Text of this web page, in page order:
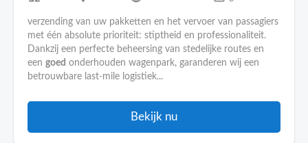
verzending van uw pakketten en het vervoer van passagiers
met één absolute prioriteit: stiptheid en professionaliteit.
Dankzij een perfecte beheersing van stedelijke routes en
een goed onderhouden wagenpark, garanderen wij een
betrouwbare last-mile logistiek...
Bekijk nu